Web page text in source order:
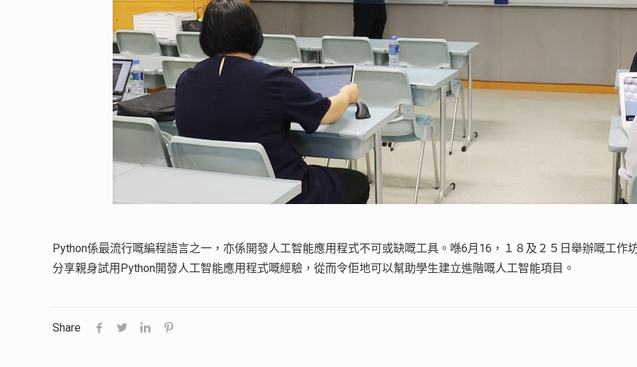
Python係最流行嘅編程語言之一，亦係開發人工智能應用程式不可或缺嘅工具。喺6月16，１８及２５日舉辦嘅工作
分享親身試用Python開發人工智能應用程式嘅經驗，從而令佢地可以幫助學生建立進階嘅人工智能項目。
Share